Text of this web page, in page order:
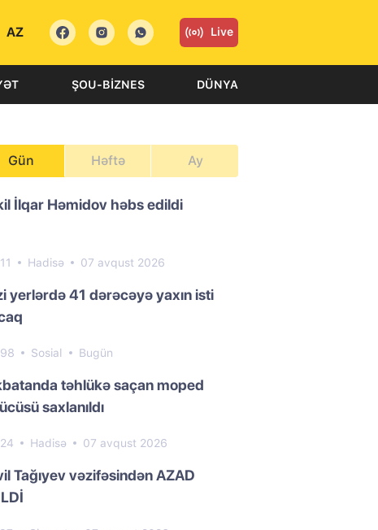
AZ Live
ŞOU-BIZNES DÜNYA
Gün Həftə Ay
İlqar Həmidov həbs edildi
Hadisə 07 avqust 2026
yerlərdə 41 dərəcəyə yaxın isti
Sosial Bugün
təhlükə saçan moped
saxlanıldı
Hadisə 07 avqust 2026
Tağıyev vəzifəsindən AZAD